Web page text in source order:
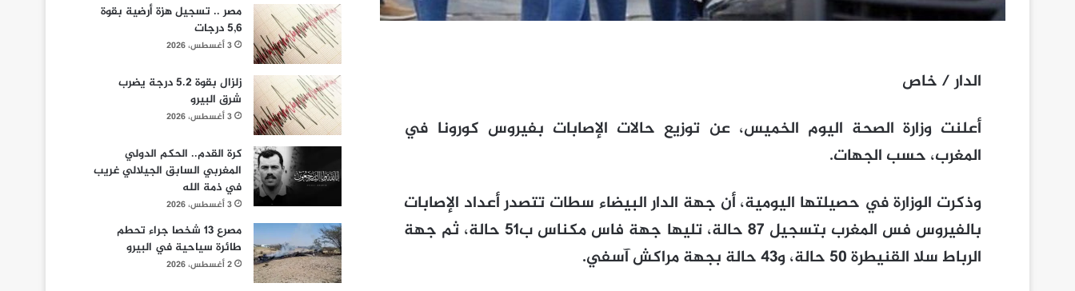
الدار / خاص
أعلنت وزارة الصحة اليوم الخميس، عن توزيع حالات الإصابات بفيروس كورونا في
المغرب، حسب الجهات.
وذكرت الوزارة في حصيلتها اليومية، أن جهة الدار البيضاء سطات تتصدر أعداد الإصابات
بالفيروس فس المغرب بتسجيل 87 حالة، تليها جهة فاس مكناس ب51 حالة، ثم جهة
الرباط سلا القنيطرة 50 حالة، و43 حالة بجهة مراكش آسفي.
مصر .. تسجيل هزة أرضية بقوة
5,6 درجات
3 أغسطس، 2026
زلزال بقوة 5.2 درجة يضرب
شرق البيرو
3 أغسطس، 2026
كرة القدم.. الحكم الدولي
المغربي السابق الجيلالي غريب
في ذمة الله
3 أغسطس، 2026
مصرع 13 شخصا جراء تحطم
طائرة سياحية في البيرو
2 أغسطس، 2026